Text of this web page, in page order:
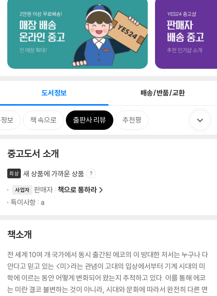
도서정보 배송/반품/교환
보 책 속으로 출판사 리뷰 추천평
중고도서 소개
최상 새 상품에 가까운 상품
사업자 판매자 : 책으로 통하라
특이사항 : a
책소개
전 세계 10여 개 국가에서 동시 출간된 에코의 이 방대한 저서는 누구나 다
안다고 믿고 있는 <미>라는 관념이 고대의 입상에서부터 기계 시대의 미
학에 이르는 동안 어떻게 변화되어 왔는지 추적하고 있다. 이를 통해 에코
는 미란 결코 불변하는 것이 아니라, 시대와 문화에 따라서 완전히 다른 면